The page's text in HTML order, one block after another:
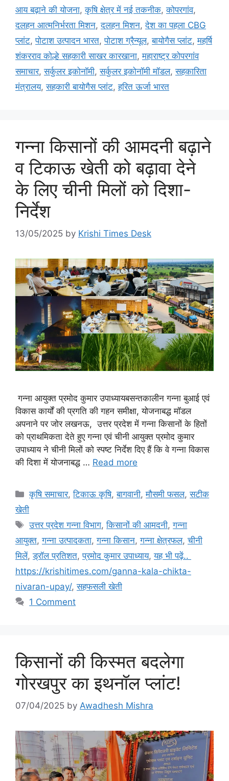
आय बढ़ाने की योजना,कृषि क्षेत्र में नई तकनीक,कोपरगांव,
दलहन आत्मनिर्भरता मिशन,दलहन मिशन,देश का पहला CBG
प्लांट,पोटाश उत्पादन भारत,पोटाश ग्रैन्यूल,बायोगैस प्लांट,महर्षि
शंकरराव कोल्हे सहकारी साखर कारखाना,महाराष्ट्र कोपरगांव
समाचार,सर्कुलर इकोनॉमी,सर्कुलर इकोनॉमी मॉडल,सहकारिता
मंत्रालय,सहकारी बायोगैस प्लांट,हरित ऊर्जा भारत
गन्ना किसानों की आमदनी बढ़ाने
व टिकाऊ खेती को बढ़ावा देने
के लिए चीनी मिलों को दिशा-
निर्देश
13/05/2025 by Krishi Times Desk
गन्ना आयुक्त प्रमोद कुमार उपाध्यायबसन्तकालीन गन्ना बुआई एवं
विकास कार्यों की प्रगति की गहन समीक्षा, योजनाबद्ध मॉडल
अपनाने पर जोर लखनऊ, उत्तर प्रदेश में गन्ना किसानों के हितों
को प्राथमिकता देते हुए गन्ना एवं चीनी आयुक्त प्रमोद कुमार
उपाध्याय ने चीनी मिलों को स्पष्ट निर्देश दिए हैं कि वे गन्ना विकास
की दिशा में योजनाबद्ध … Read more
कृषि समाचार,टिकाऊ कृषि,बागवानी,मौसमी फसल,सटीक
खेती
उत्तर प्रदेश गन्ना विभाग,किसानों की आमदनी,गन्ना
आयुक्त,गन्ना उत्पादकता,गन्ना किसान,गन्ना क्षेत्रफल,चीनी
मिलें,ड्रॉल प्रतिशत,प्रमोद कुमार उपाध्याय,यह भी पढ़ें..
https://krishitimes.com/ganna-kala-chikta-
nivaran-upay/,सहफसली खेती
1 Comment
किसानों की किस्मत बदलेगा
गोरखपुर का इथनॉल प्लांट!
07/04/2025 by Awadhesh Mishra